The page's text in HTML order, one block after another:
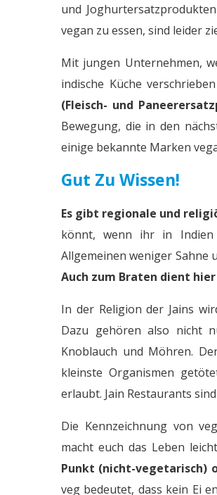
und
vegan zu essen, sind leider
Mit jungen Unternehmen,
indische Küche
(Fleisch- und
Bewegung, die in den
einige bekannte Marken
Gut Zu Wissen!
Es gibt regionale und
könnt, wenn ihr in Indien
Allgemeinen weniger Sahne
Auch zum Braten dient
In der Religion der Jains
Dazu gehören also nicht
Knoblauch und Möhren.
kleinste Organismen
erlaubt. Jain Restaurants
Die Kennzeichnung von
macht euch das Leben
Punkt (nicht-vegetarisch)
veg bedeutet, dass kein Ei